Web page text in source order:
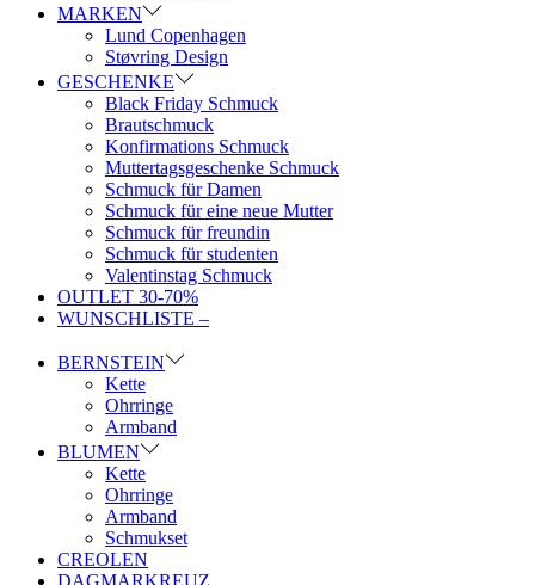
MARKEN
Lund Copenhagen
Støvring Design
GESCHENKE
Black Friday Schmuck
Brautschmuck
Konfirmations Schmuck
Muttertagsgeschenke Schmuck
Schmuck für Damen
Schmuck für eine neue Mutter
Schmuck für freundin
Schmuck für studenten
Valentinstag Schmuck
OUTLET 30-70%
WUNSCHLISTE –
BERNSTEIN
Kette
Ohrringe
Armband
BLUMEN
Kette
Ohrringe
Armband
Schmukset
CREOLEN
DAGMARKREUZ